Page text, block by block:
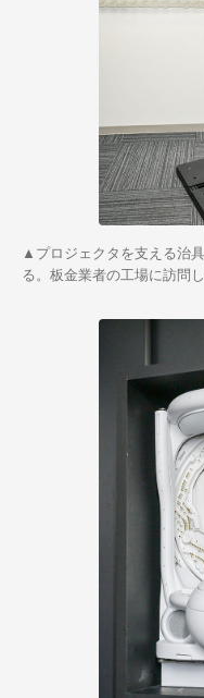
▲プロジェクタを支える治
る。板金業者の工場に訪問